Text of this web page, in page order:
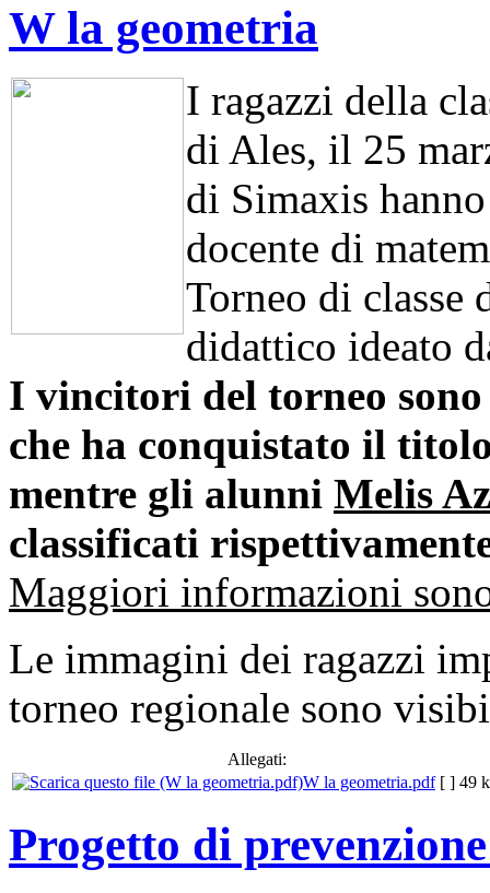
W la geometria
I ragazzi della
di Ales, il 25
di Simaxis
docente di
Torneo di classe
didattico ideato
I vincitori del torneo
che ha conquistato il
mentre gli alunni Melis
classificati
Maggiori informazioni
Le immagini dei ragazzi
torneo regionale sono
Allegati:
W la geometria.pdf [ ] 49
Progetto di